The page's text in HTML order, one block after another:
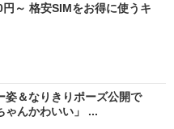
～ 格安SIMをお得に使うキ
姿＆なりきりポーズ公開で
ゃんかわいい」 ...